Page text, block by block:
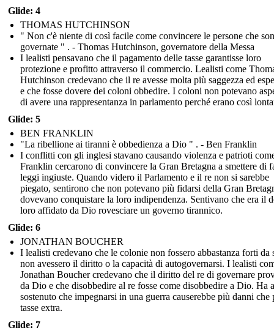
Glide: 4
THOMAS HUTCHINSON
" Non c'è niente di così facile come convincere le persone che
governate " . - Thomas Hutchinson, governatore della Messa
I lealisti pensavano che il pagamento delle tasse garantisse loro
protezione e profitto attraverso il commercio. Lealisti come
Hutchinson credevano che il re avesse molta più saggezza ed
e che fosse dovere dei coloni obbedire. I coloni non potevano
di avere una rappresentanza in parlamento perché erano così
Glide: 5
BEN FRANKLIN
"La ribellione ai tiranni è obbedienza a Dio " . - Ben Franklin
I conflitti con gli inglesi stavano causando violenza e patrioti
Franklin cercarono di convincere la Gran Bretagna a smettere di
leggi ingiuste. Quando videro il Parlamento e il re non si sarebbe
piegato, sentirono che non potevano più fidarsi della Gran
dovevano conquistare la loro indipendenza. Sentivano che era il
loro affidato da Dio rovesciare un governo tirannico.
Glide: 6
JONATHAN BOUCHER
I lealisti credevano che le colonie non fossero abbastanza forti da
non avessero il diritto o la capacità di autogovernarsi. I lealisti
Jonathan Boucher credevano che il diritto del re di governare
da Dio e che disobbedire al re fosse come disobbedire a Dio. Ha
sostenuto che impegnarsi in una guerra causerebbe più danni che
tasse extra.
Glide: 7